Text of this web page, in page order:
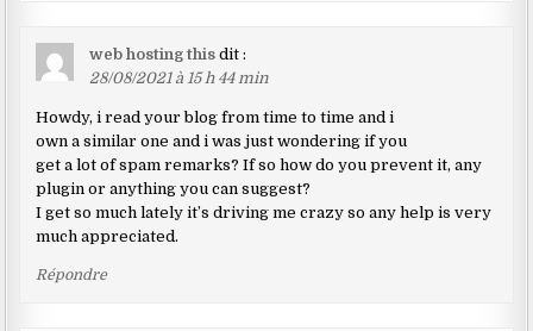
web hosting this dit :
28/08/2021 à 15 h 44 min
Howdy, i read your blog from time to time and i
own a similar one and i was just wondering if you
get a lot of spam remarks? If so how do you prevent it, any
plugin or anything you can suggest?
I get so much lately it’s driving me crazy so any help is very
much appreciated.
Répondre